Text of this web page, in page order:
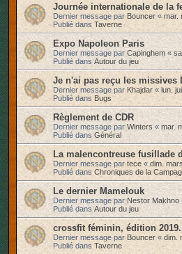
Journée internationale de la
Dernier message par Bouncer« mar.
Publié dans Taverne
Expo Napoleon Paris
Dernier message parCapinghem «
Publié dans Autour du jeu
Je n'ai pas reçu les missives
Dernier message par Khajdar « lun.
Publié dans Bugs
Règlement de CDR
Dernier message parWinters « mar.
Publié dans Général
La malencontreuse fusillade
Dernier message par tece «dim.
Publié dans Chroniques de la
Le dernier Mamelouk
Dernier message parNestor Makhno
Publié dans Autour du jeu
crossfit féminin, édition 2019.
Dernier message par Bouncer« dim.
Publié dans Taverne